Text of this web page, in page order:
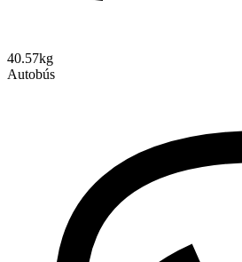
40.57kg
Autobús